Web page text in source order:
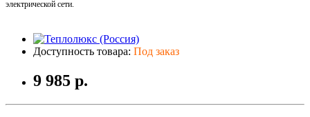
электрической сети.
Доступность товара: Под заказ
9 985 р.